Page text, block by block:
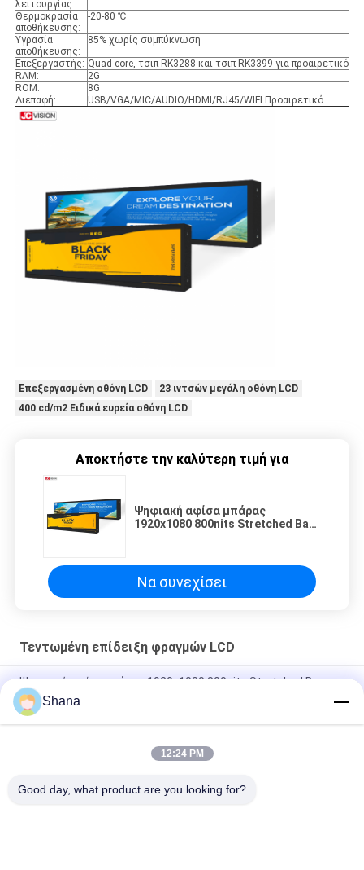
λειτουργίας:
Θερμοκρασία
αποθήκευσης:
-20-80 ℃
Υγρασία
αποθήκευσης:
85% χωρίς συμπύκνωση
Επεξεργαστής: Quad-core, τσιπ RK3288 και τσιπ RK3399 για προαιρετικό
RAM:
2G
ROM:
8G
Διεπαφή:
USB/VGA/MIC/AUDIO/HDMI/RJ45/WIFI Προαιρετικό
Επεξεργασμένη οθόνη LCD
23 ιντσών μεγάλη οθόνη LCD
400 cd/m2 Ειδικά ευρεία οθόνη LCD
Αποκτήστε την καλύτερη τιμή για
Ψηφιακή αφίσα μπάρας
1920x1080 800nits Stretched Bar
Να συνεχίσει
Τεντωμένη επίδειξη φραγμών LCD
Ψηφιακή αφίσα μπάρας 1920x1080 800nits Stretched Bar
2.75W για εμπορικό κέντρο
24 ιντσών 500 νιτς Σκηνή LCD 1920×540 pixels
JCVISION Οθόνη LCD Μπάρας 42 ιντσών για Ψυγείο, Ψηφιακή
Shana
12:24 PM
Good day, what product are you looking for?